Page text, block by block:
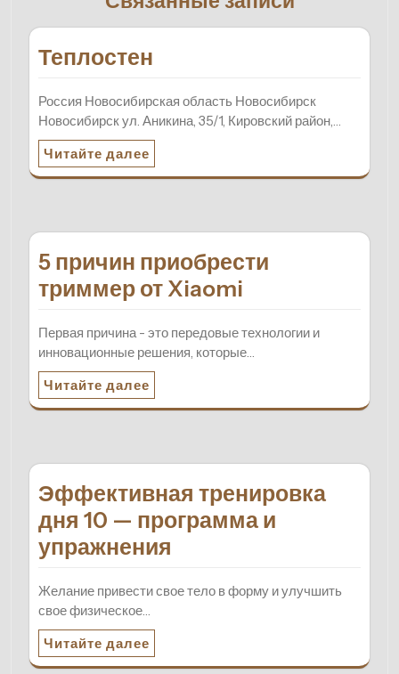
Теплостен
Россия Новосибирская область Новосибирск
Новосибирск ул. Аникина, 35/1, Кировский район,…
Читайте далее
5 причин приобрести
триммер от Xiaomi
Первая причина - это передовые технологии и
инновационные решения, которые…
Читайте далее
Эффективная тренировка
дня 10 — программа и
упражнения
Желание привести свое тело в форму и улучшить
свое физическое…
Читайте далее